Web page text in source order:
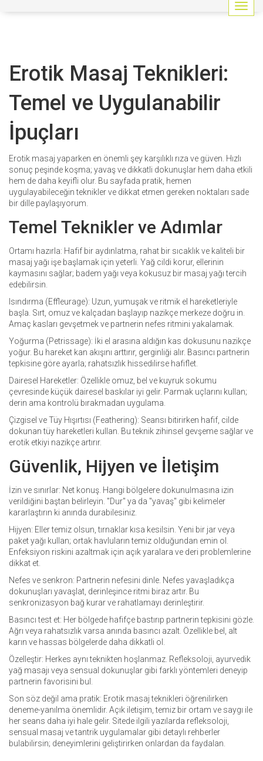
G
e
p
t
Erotik Masaj Teknikleri:
Temel ve Uygulanabilir
İpuçları
Erotik masaj yaparken en önemli şey karşılıklı rıza ve güven. Hızlı
sonuç peşinde koşma; yavaş ve dikkatli dokunuşlar hem daha etkili
hem de daha keyifli olur. Bu sayfada pratik, hemen
uygulayabileceğin teknikler ve dikkat etmen gereken noktaları sade
bir dille paylaşıyorum.
Temel Teknikler ve Adımlar
Ortamı hazırla: Hafif bir aydınlatma, rahat bir sıcaklık ve kaliteli bir
masaj yağı işe başlamak için yeterli. Yağ cildi korur, ellerinin
kaymasını sağlar; badem yağı veya kokusuz bir masaj yağı tercih
edebilirsin.
Isındırma (Effleurage): Uzun, yumuşak ve ritmik el hareketleriyle
başla. Sırt, omuz ve kalçadan başlayıp nazikçe merkeze doğru in.
Amaç kasları gevşetmek ve partnerin nefes ritmini yakalamak.
Yoğurma (Petrissage): İki el arasına aldığın kas dokusunu nazikçe
yoğur. Bu hareket kan akışını arttırır, gerginliği alır. Basıncı partnerin
tepkisine göre ayarla; rahatsızlık hissedilirse hafiflet.
Dairesel Hareketler: Özellikle omuz, bel ve kuyruk sokumu
çevresinde küçük dairesel baskılar iyi gelir. Parmak uçlarını kullan;
derin ama kontrolü bırakmadan uygulama.
Çizgisel ve Tüy Hışırtısı (Feathering): Seansı bitirirken hafif, cilde
dokunan tüy hareketleri kullan. Bu teknik zihinsel gevşeme sağlar ve
erotik etkiyi nazikçe artırır.
Güvenlik, Hijyen ve İletişim
İzin ve sınırlar: Net konuş. Hangi bölgelere dokunulmasına izin
verildiğini baştan belirleyin. "Dur" ya da "yavaş" gibi kelimeler
kararlaştırın ki anında durabilesiniz.
Hijyen: Eller temiz olsun, tırnaklar kısa kesilsin. Yeni bir jar veya
paket yağı kullan; ortak havluların temiz olduğundan emin ol.
Enfeksiyon riskini azaltmak için açık yaralara ve deri problemlerine
dikkat et.
Nefes ve senkron: Partnerin nefesini dinle. Nefes yavaşladıkça
dokunuşları yavaşlat, derinleşince ritmi biraz artır. Bu
senkronizasyon bağ kurar ve rahatlamayı derinleştirir.
Basıncı test et: Her bölgede hafifçe bastırıp partnerin tepkisini gözle.
Ağrı veya rahatsızlık varsa anında basıncı azalt. Özellikle bel, alt
karın ve hassas bölgelerde daha dikkatli ol.
Özelleştir: Herkes aynı teknikten hoşlanmaz. Refleksoloji, ayurvedik
yağ masajı veya sensual dokunuşlar gibi farklı yöntemleri deneyip
partnerin favorisini bul.
Son söz değil ama pratik: Erotik masaj teknikleri öğrenilirken
deneme-yanılma önemlidir. Açık iletişim, temiz bir ortam ve saygı ile
her seans daha iyi hale gelir. Sitede ilgili yazılarda refleksoloji,
sensual masaj ve tantrik uygulamalar gibi detaylı rehberler
bulabilirsin; deneyimlerini geliştirirken onlardan da faydalan.